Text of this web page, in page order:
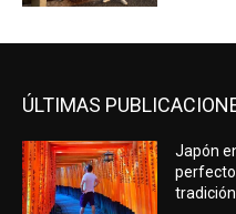
ÚLTIMAS
Japón
tradición